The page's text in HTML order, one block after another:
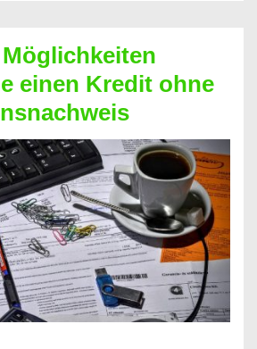
einen Kredit ohne